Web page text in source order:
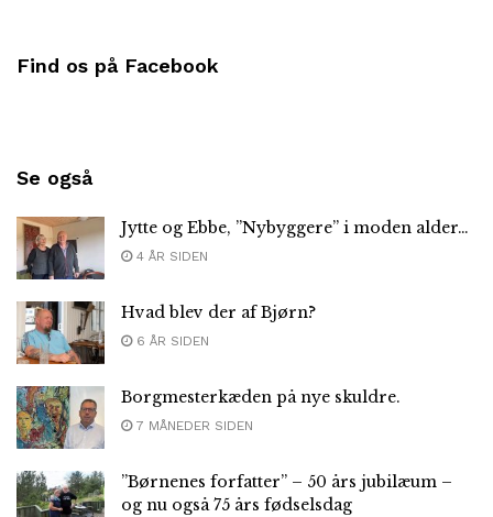
Find os på Facebook
Se også
Jytte og Ebbe, ”Nybyggere” i moden alder…
4 ÅR SIDEN
Hvad blev der af Bjørn?
6 ÅR SIDEN
Borgmesterkæden på nye skuldre.
7 MÅNEDER SIDEN
”Børnenes forfatter” – 50 års jubilæum –
og nu også 75 års fødselsdag